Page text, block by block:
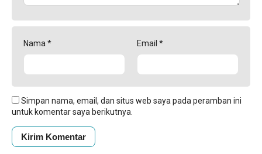
Nama * Email *
Simpan nama, email, dan situs web saya pada peramban ini
untuk komentar saya berikutnya.